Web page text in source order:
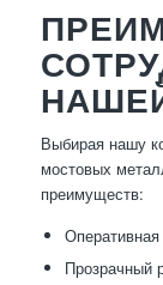
Выбирая нашу
мостовых
преимуществ:
Прозрачный